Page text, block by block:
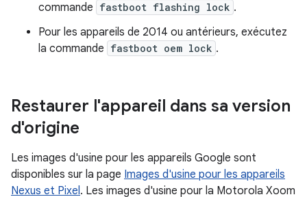
commande fastboot flashing lock .
Pour les appareils de 2014 ou antérieurs, exécutez
la commande fastboot oem lock .
Restaurer l'appareil dans sa version
d'origine
Les images d'usine pour les appareils Google sont
disponibles sur la page Images d'usine pour les appareils
Nexus et Pixel. Les images d'usine pour la Motorola Xoom